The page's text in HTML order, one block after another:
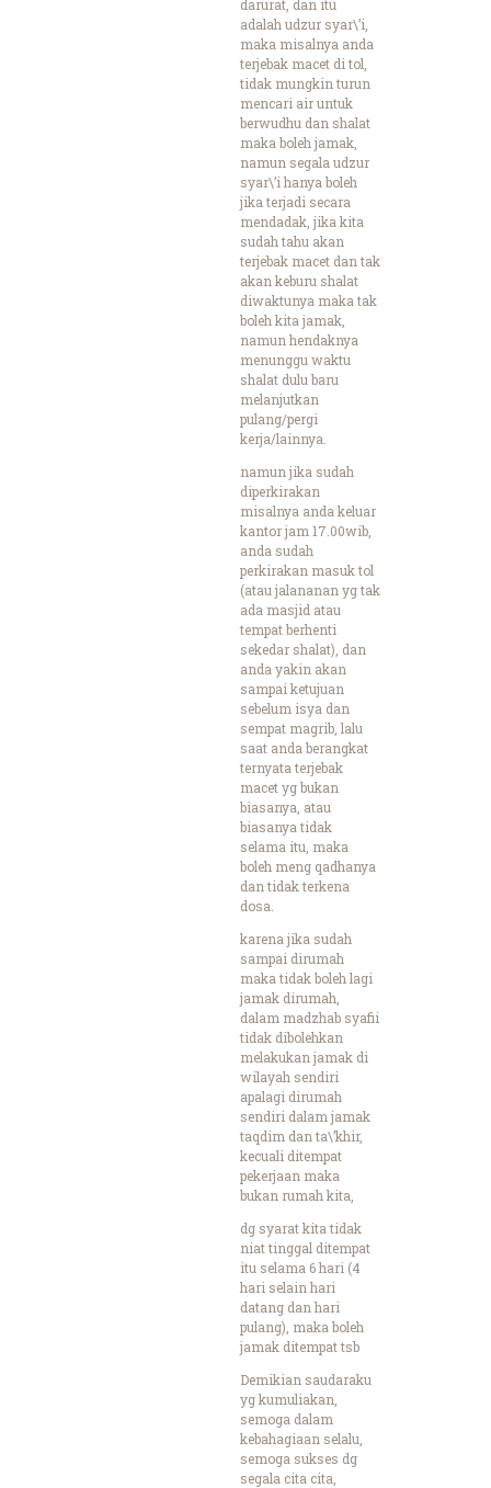
darurat, dan itu
adalah udzur syar\’i,
maka misalnya anda
terjebak macet di tol,
tidak mungkin turun
mencari air untuk
berwudhu dan shalat
maka boleh jamak,
namun segala udzur
syar\’i hanya boleh
jika terjadi secara
mendadak, jika kita
sudah tahu akan
terjebak macet dan tak
akan keburu shalat
diwaktunya maka tak
boleh kita jamak,
namun hendaknya
menunggu waktu
shalat dulu baru
melanjutkan
pulang/pergi
kerja/lainnya.
namun jika sudah
diperkirakan
misalnya anda keluar
kantor jam 17.00wib,
anda sudah
perkirakan masuk tol
(atau jalananan yg tak
ada masjid atau
tempat berhenti
sekedar shalat), dan
anda yakin akan
sampai ketujuan
sebelum isya dan
sempat magrib, lalu
saat anda berangkat
ternyata terjebak
macet yg bukan
biasanya, atau
biasanya tidak
selama itu, maka
boleh meng qadhanya
dan tidak terkena
dosa.
karena jika sudah
sampai dirumah
maka tidak boleh lagi
jamak dirumah,
dalam madzhab syafii
tidak dibolehkan
melakukan jamak di
wilayah sendiri
apalagi dirumah
sendiri dalam jamak
taqdim dan ta\’khir,
kecuali ditempat
pekerjaan maka
bukan rumah kita,
dg syarat kita tidak
niat tinggal ditempat
itu selama 6 hari (4
hari selain hari
datang dan hari
pulang), maka boleh
jamak ditempat tsb
Demikian saudaraku
yg kumuliakan,
semoga dalam
kebahagiaan selalu,
semoga sukses dg
segala cita cita,